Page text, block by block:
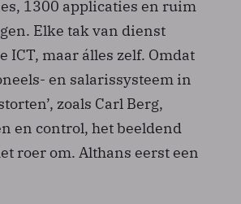
1300 applicaties en ruim
Elke tak van dienst
ICT, maar álles zelf. Omdat
en salarissysteem in
zoals Carl Berg,
en control, het beeldend
roer om. Althans eerst een